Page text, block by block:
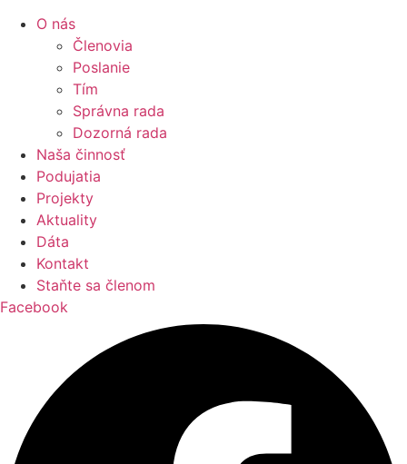
O nás
Členovia
Poslanie
Tím
Správna rada
Dozorná rada
Naša činnosť
Podujatia
Projekty
Aktuality
Dáta
Kontakt
Staňte sa členom
Facebook